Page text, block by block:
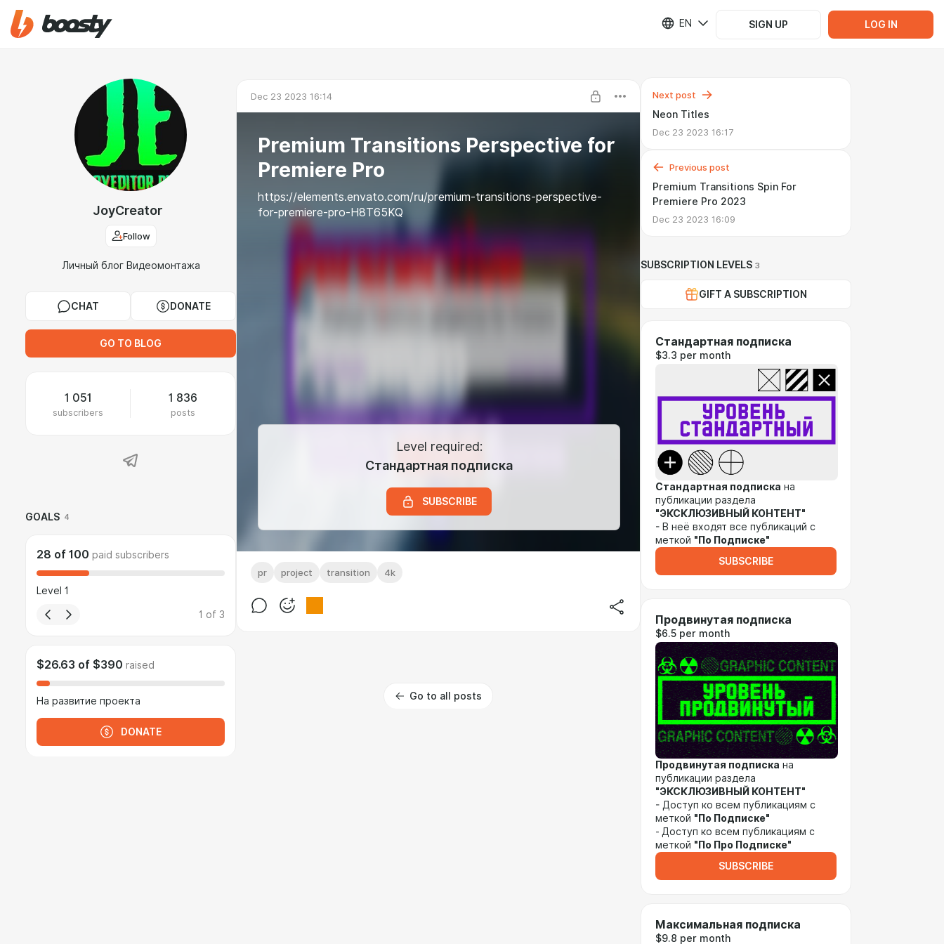
EN SIGN UP LOG IN
JoyCreator
Follow
Личный блог Видеомонтажа
CHAT DONATE
GO TO BLOG
1 051
subscribers
1 836
posts
GOALS 4
28 of 100 paid subscribers
Level 1
1 of 3
$26.63 of $390 raised
На развитие проекта
DONATE
Dec 23 2023 16:14
Premium Transitions Perspective for
Premiere Pro
https://elements.envato.com/ru/premium-transitions-perspective-
for-premiere-pro-H8T65KQ
Level required:
Стандартная подписка
SUBSCRIBE
pr project transition 4k
Go to all posts
Next post
Neon Titles
Dec 23 2023 16:17
Previous post
Premium Transitions Spin For
Premiere Pro 2023
Dec 23 2023 16:09
SUBSCRIPTION LEVELS 3
GIFT A SUBSCRIPTION
Стандартная подписка
$3.3 per month
Стандартная подписка на
публикации раздела
"ЭКСКЛЮЗИВНЫЙ КОНТЕНТ"
- В неё входят все публикаций с
меткой "По Подписке"
SUBSCRIBE
Продвинутая подписка
$6.5 per month
Продвинутая подписка на
публикации раздела
"ЭКСКЛЮЗИВНЫЙ КОНТЕНТ"
- Доступ ко всем публикациям с
меткой "По Подписке"
- Доступ ко всем публикациям с
меткой "По Про Подписке"
SUBSCRIBE
Максимальная подписка
$9.8 per month